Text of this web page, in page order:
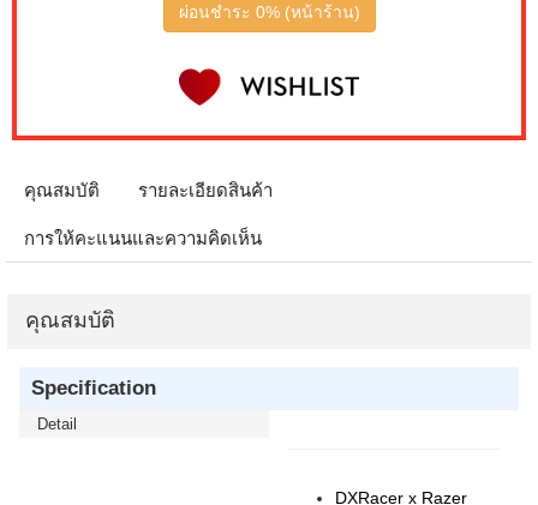
ผ่อนชำระ 0% (หน้าร้าน)
คุณสมบัติ รายละเอียดสินค้า
การให้คะแนนและความคิดเห็น
คุณสมบัติ
Specification
Detail
DXRacer x Razer